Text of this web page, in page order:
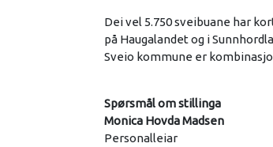
Dei vel 5.750 sveibuane har
på Haugalandet og i
Sveio kommune er
Spørsmål om stillinga
Monica Hovda Madsen
Personalleiar